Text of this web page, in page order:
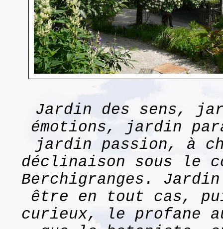
Jardin des sens,
émotions, jardin
jardin passion, à
déclinaison sous le
Berchigranges.
être en tout cas,
curieux, le profane